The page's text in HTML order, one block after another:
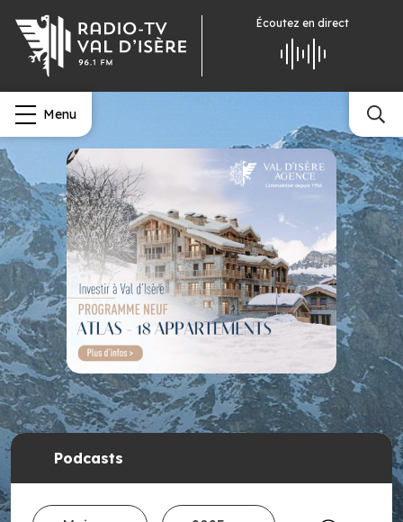
Écoutez en direct
Menu
Podcasts